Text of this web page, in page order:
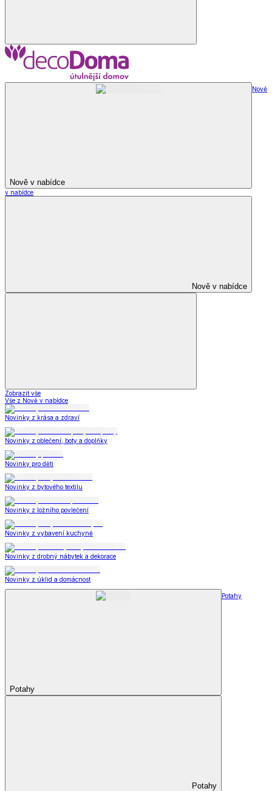
Nově v nabídce
Nově
v nabídce
Nově v nabídce
Zobrazit vše
Vše z Nově v nabídce
Novinky z krása a zdraví
Novinky z oblečení, boty a doplňky
Novinky pro děti
Novinky z bytového textilu
Novinky z ložního povlečení
Novinky z vybavení kuchyně
Novinky z drobný nábytek a dekorace
Novinky z úklid a domácnost
Potahy
Potahy
Potahy